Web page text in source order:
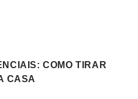
COMO TIRAR
CASA